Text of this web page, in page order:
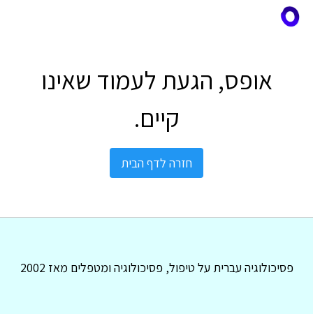
אופס, הגעת לעמוד שאינו
קיים.
חזרה לדף הבית
פסיכולוגיה עברית על טיפול, פסיכולוגיה ומטפלים מאז 2002